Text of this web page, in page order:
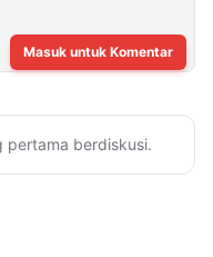
Masuk untuk Komentar
pertama berdiskusi.